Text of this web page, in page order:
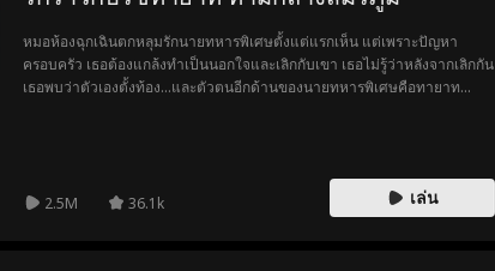
หมอห้องฉุกเฉินตกหลุมรักนายทหารพิเศษตั้งแต่แรกเห็น แต่เพราะปัญหา
ครอบครัว เธอต้องแกล้งทำเป็นนอกใจและเลิกกับเขา เธอไม่รู้ว่าหลังจากเลิกกัน
เธอพบว่าตัวเองตั้งท้อง...และตัวตนอีกด้านของนายทหารพิเศษคือทายาท
2.5M
36.1k เล่น